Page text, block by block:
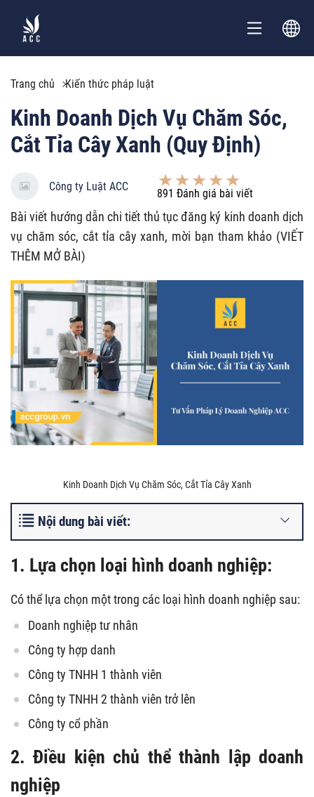
Trang chủ Kiến thức pháp luật
Kinh Doanh Dịch Vụ Chăm Sóc,
Cắt Tỉa Cây Xanh (Quy Định)
Công ty Luật ACC
891 Đánh giá bài viết
Bài viết hướng dẫn chi tiết thủ tục đăng ký kinh doanh dịch
vụ chăm sóc, cắt tỉa cây xanh, mời bạn tham khảo (VIẾT
THÊM MỞ BÀI)
Kinh Doanh Dịch Vụ Chăm Sóc, Cắt Tỉa Cây Xanh
Nội dung bài viết:
1. Lựa chọn loại hình doanh nghiệp:
Có thể lựa chọn một trong các loại hình doanh nghiệp sau:
Doanh nghiệp tư nhân
Công ty hợp danh
Công ty TNHH 1 thành viên
Công ty TNHH 2 thành viên trở lên
Công ty cổ phần
2. Điều kiện chủ thể thành lập doanh
nghiệp